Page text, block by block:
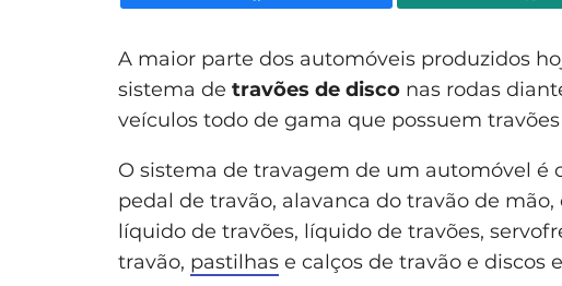
A maior parte dos automóveis produzidos
sistema de travões de disco nas rodas
veículos todo de gama que possuem
O sistema de travagem de um automóvel é
pedal de travão, alavanca do travão de
líquido de travões, líquido de travões,
travão, pastilhas e calços de travão e discos